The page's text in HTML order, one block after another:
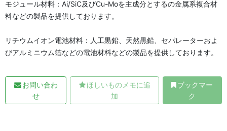
モジュール材料：Ai/SiC及びCu-Moを主成分とするの金属系複合材
料などの製品を提供しております。
リチウムイオン電池材料：人工黒鉛、天然黒鉛、セパレーターおよ
びアルミニウム箔などの電池材料などの製品を提供しております。
お問い合わ
せ
ほしいものメモに追
加
ブックマー
ク